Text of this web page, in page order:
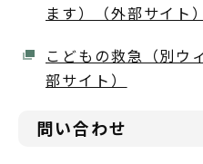
ます）（外部サイト）
こどもの救急（別ウ
部サイト）
問い合わせ